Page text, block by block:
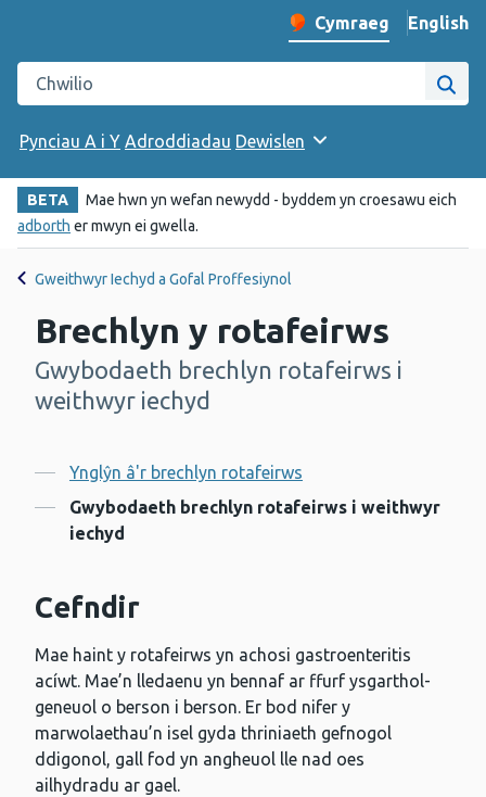
Newid iaith y wefan
Cymraeg English
–
Chwilio gwefan Iechyd Cyhoeddus Cymru
Pynciau A i Y Adroddiadau Dewislen
BETA
Mae hwn yn wefan newydd - byddem yn croesawu eich
adborth er mwyn ei gwella.
Gweithwyr Iechyd a Gofal Proffesiynol
Brechlyn y rotafeirws
-
Gwybodaeth brechlyn rotafeirws i
weithwyr iechyd
Cynnwys
Ynglŷn â'r brechlyn rotafeirws
Gwybodaeth brechlyn rotafeirws i weithwyr
iechyd
Cefndir
Mae haint y rotafeirws yn achosi gastroenteritis
acíwt. Mae’n lledaenu yn bennaf ar ffurf ysgarthol-
geneuol o berson i berson. Er bod nifer y
marwolaethau’n isel gyda thriniaeth gefnogol
ddigonol, gall fod yn angheuol lle nad oes
ailhydradu ar gael.